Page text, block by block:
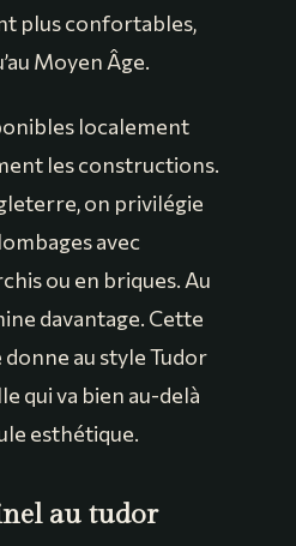
plus confortables,
Moyen Âge.
localement
les constructions.
on privilégie
avec
ou en briques. Au
davantage. Cette
au style Tudor
qui va bien au-delà
esthétique.
au tudor